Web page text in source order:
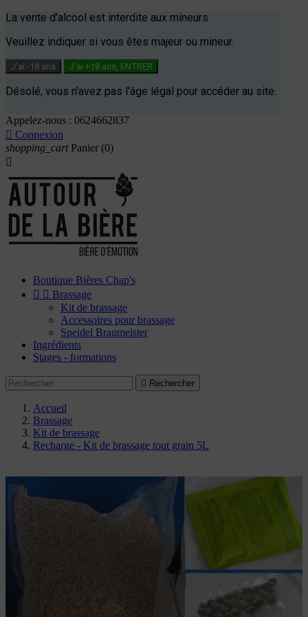
La vente d'alcool est interdite aux mineurs
Veuillez indiquer si vous êtes majeur ou mineur.
J'ai -18 ans J'ai +18 ans, ENTRER
Désolé, vous n'avez pas l'âge légal pour accéder au site.
Appelez-nous : 0624662837
 Connexion
shopping_cart Panier (0)

Boutique Bières Chap's
  Brassage
Kit de brassage
Accessoires pour brassage
Speidel Braumeister
Ingrédients
Stages - formations
 Rechercher
Accueil
Brassage
Kit de brassage
Recharge - Kit de brassage tout grain 5L